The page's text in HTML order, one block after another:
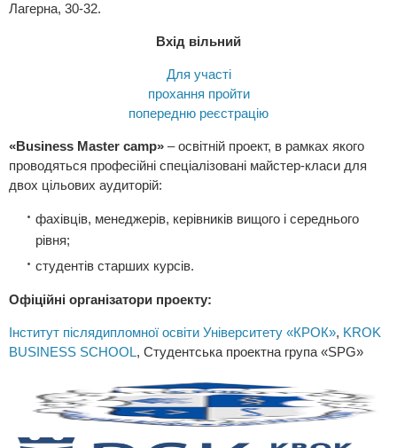
Лагерна, 30-32.
Вхід вільний
Для участі
прохання пройти
попередню реєстрацію
«Business Master camp» – освітній проект, в рамках якого
проводяться професійні спеціалізовані майстер-класи для
двох цільових аудиторій:
фахівців, менеджерів, керівників вищого і середнього
рівня;
студентів старших курсів.
Офіційні організатори проекту:
Інститут післядипломної освіти Університету «КРОК», KROK
BUSINESS SCHOOL, Студентська проектна група «SPG»